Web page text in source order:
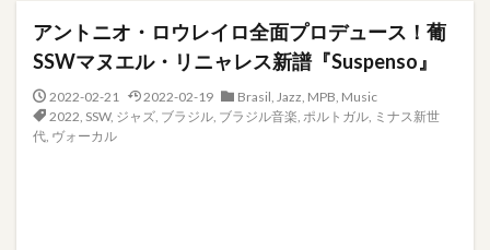
アントニオ・ロウレイロ全面プロデュース！葡
SSWマヌエル・リニャレス新譜『Suspenso』
2022-02-21 2022-02-19 Brasil, Jazz, MPB, Music
2022, SSW, ジャズ, ブラジル, ブラジル音楽, ポルトガル, ミナス新世
代, ヴォーカル